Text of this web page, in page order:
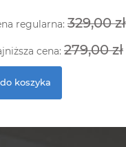
regularna: 329,00 zł
cena: 279,00 zł
do koszyka